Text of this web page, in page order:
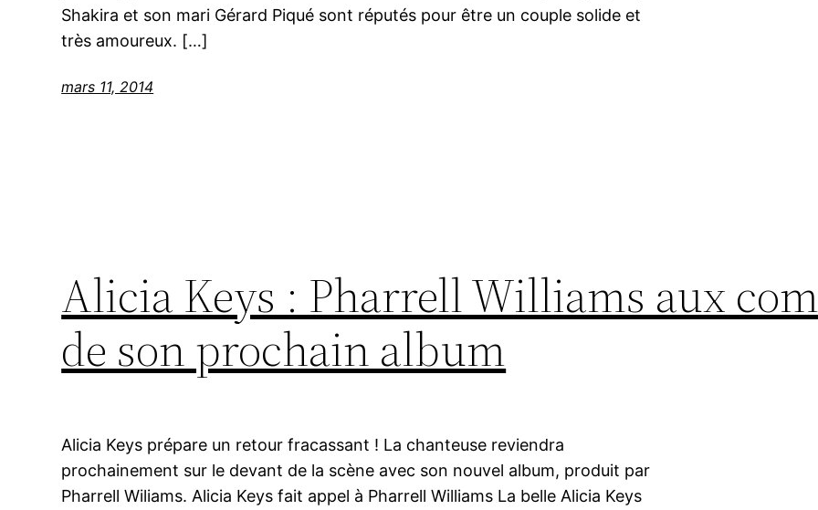
Shakira et son mari Gérard Piqué sont réputés pour être un couple solide et
très amoureux. […]
mars 11, 2014
Alicia Keys : Pharrell Williams aux
de son prochain album
Alicia Keys prépare un retour fracassant ! La chanteuse reviendra
prochainement sur le devant de la scène avec son nouvel album, produit par
Pharrell Wiliams. Alicia Keys fait appel à Pharrell Williams La belle Alicia Keys